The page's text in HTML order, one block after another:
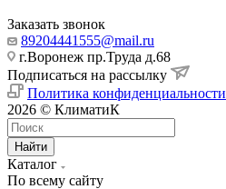
Заказать звонок
89204441555@mail.ru
г.Воронеж пр.Труда д.68
Подписаться на рассылку
Политика конфиденциальности
2026 © КлиматиК
Найти
Каталог
По всему сайту